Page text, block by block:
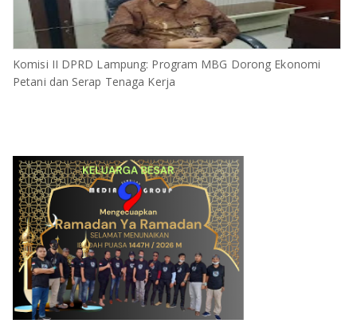
Komisi II DPRD Lampung: Program MBG Dorong Ekonomi
Petani dan Serap Tenaga Kerja